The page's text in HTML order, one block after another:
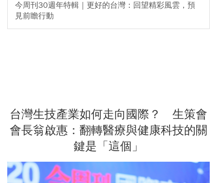
今周刊30週年特輯｜更好的台灣：回望精彩風雲，預
見前瞻行動
台灣生技產業如何走向國際？ 生策會
會長翁啟惠：翻轉醫療與健康科技的關
鍵是「這個」